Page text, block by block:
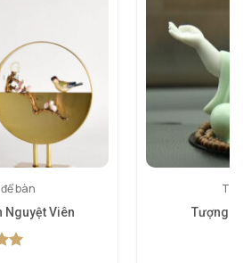
bàn
Nguyệt Viên Tượng